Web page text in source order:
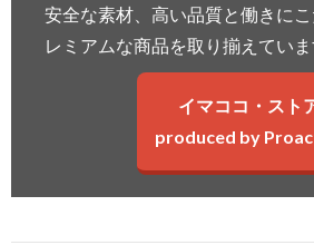
安全な素材、高い品質と働きに
レミアムな商品を取り揃えていま
イマココ・スト
produced by